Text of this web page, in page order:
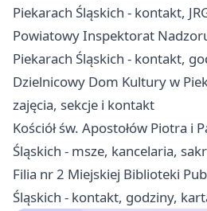
Piekarach Śląskich - kontakt,
Powiatowy Inspektorat
Piekarach Śląskich - kontakt,
Dzielnicowy Dom Kultury w
zajęcia, sekcje i kontakt
Kościół św. Apostołów Piotra i
Śląskich - msze, kancelaria,
Filia nr 2 Miejskiej Biblioteki
Śląskich - kontakt, godziny,